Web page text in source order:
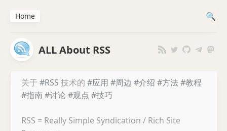
ALL About RSS
关于 #RSS 技术的 #应用 #周边 #介绍 #方法#教程
#指南#讨论 #观点 #技巧
RSS = Really Simple Syndication / Rich Site
Home